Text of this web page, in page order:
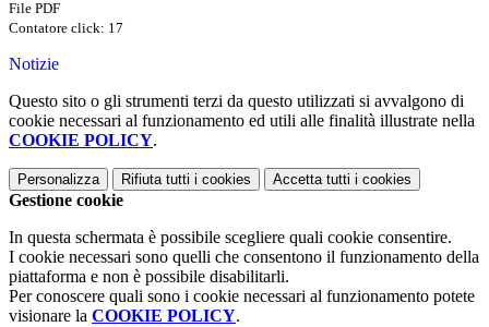
File PDF
Contatore click: 17
Notizie
Questo sito o gli strumenti terzi da questo utilizzati si avvalgono di
cookie necessari al funzionamento ed utili alle finalità illustrate nella
COOKIE POLICY.
Personalizza Rifiuta tutti i cookies Accetta tutti i cookies
Gestione cookie
In questa schermata è possibile scegliere quali cookie consentire.
I cookie necessari sono quelli che consentono il funzionamento della
piattaforma e non è possibile disabilitarli.
Per conoscere quali sono i cookie necessari al funzionamento potete
visionare la COOKIE POLICY.